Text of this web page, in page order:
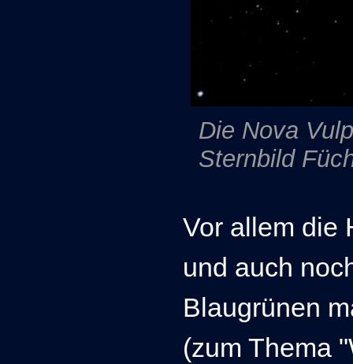
Die Nova
Sternbild
Vor allem die
und auch
Blaugrünen
(zum Thema